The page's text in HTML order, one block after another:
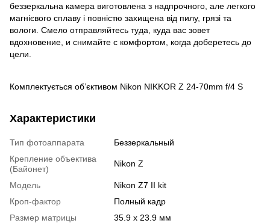
беззеркальна камера виготовлена ​​з надпрочного, але легкого
магнієвого сплаву і повністю захищена від пилу, грязі та
вологи. Смело отправляйтесь туда, куда вас зовет
вдохновение, и снимайте с комфортом, когда доберетесь до
цели.
Комплектується об’єктивом Nikon NIKKOR Z 24-70mm f/4 S
Характеристики
Тип фотоаппарата
Беззеркальный
Крепление объектива
(Байонет)
Nikon Z
Модель
Nikon Z7 II kit
Кроп-фактор
Полный кадр
Размер матрицы
35.9 x 23.9 мм